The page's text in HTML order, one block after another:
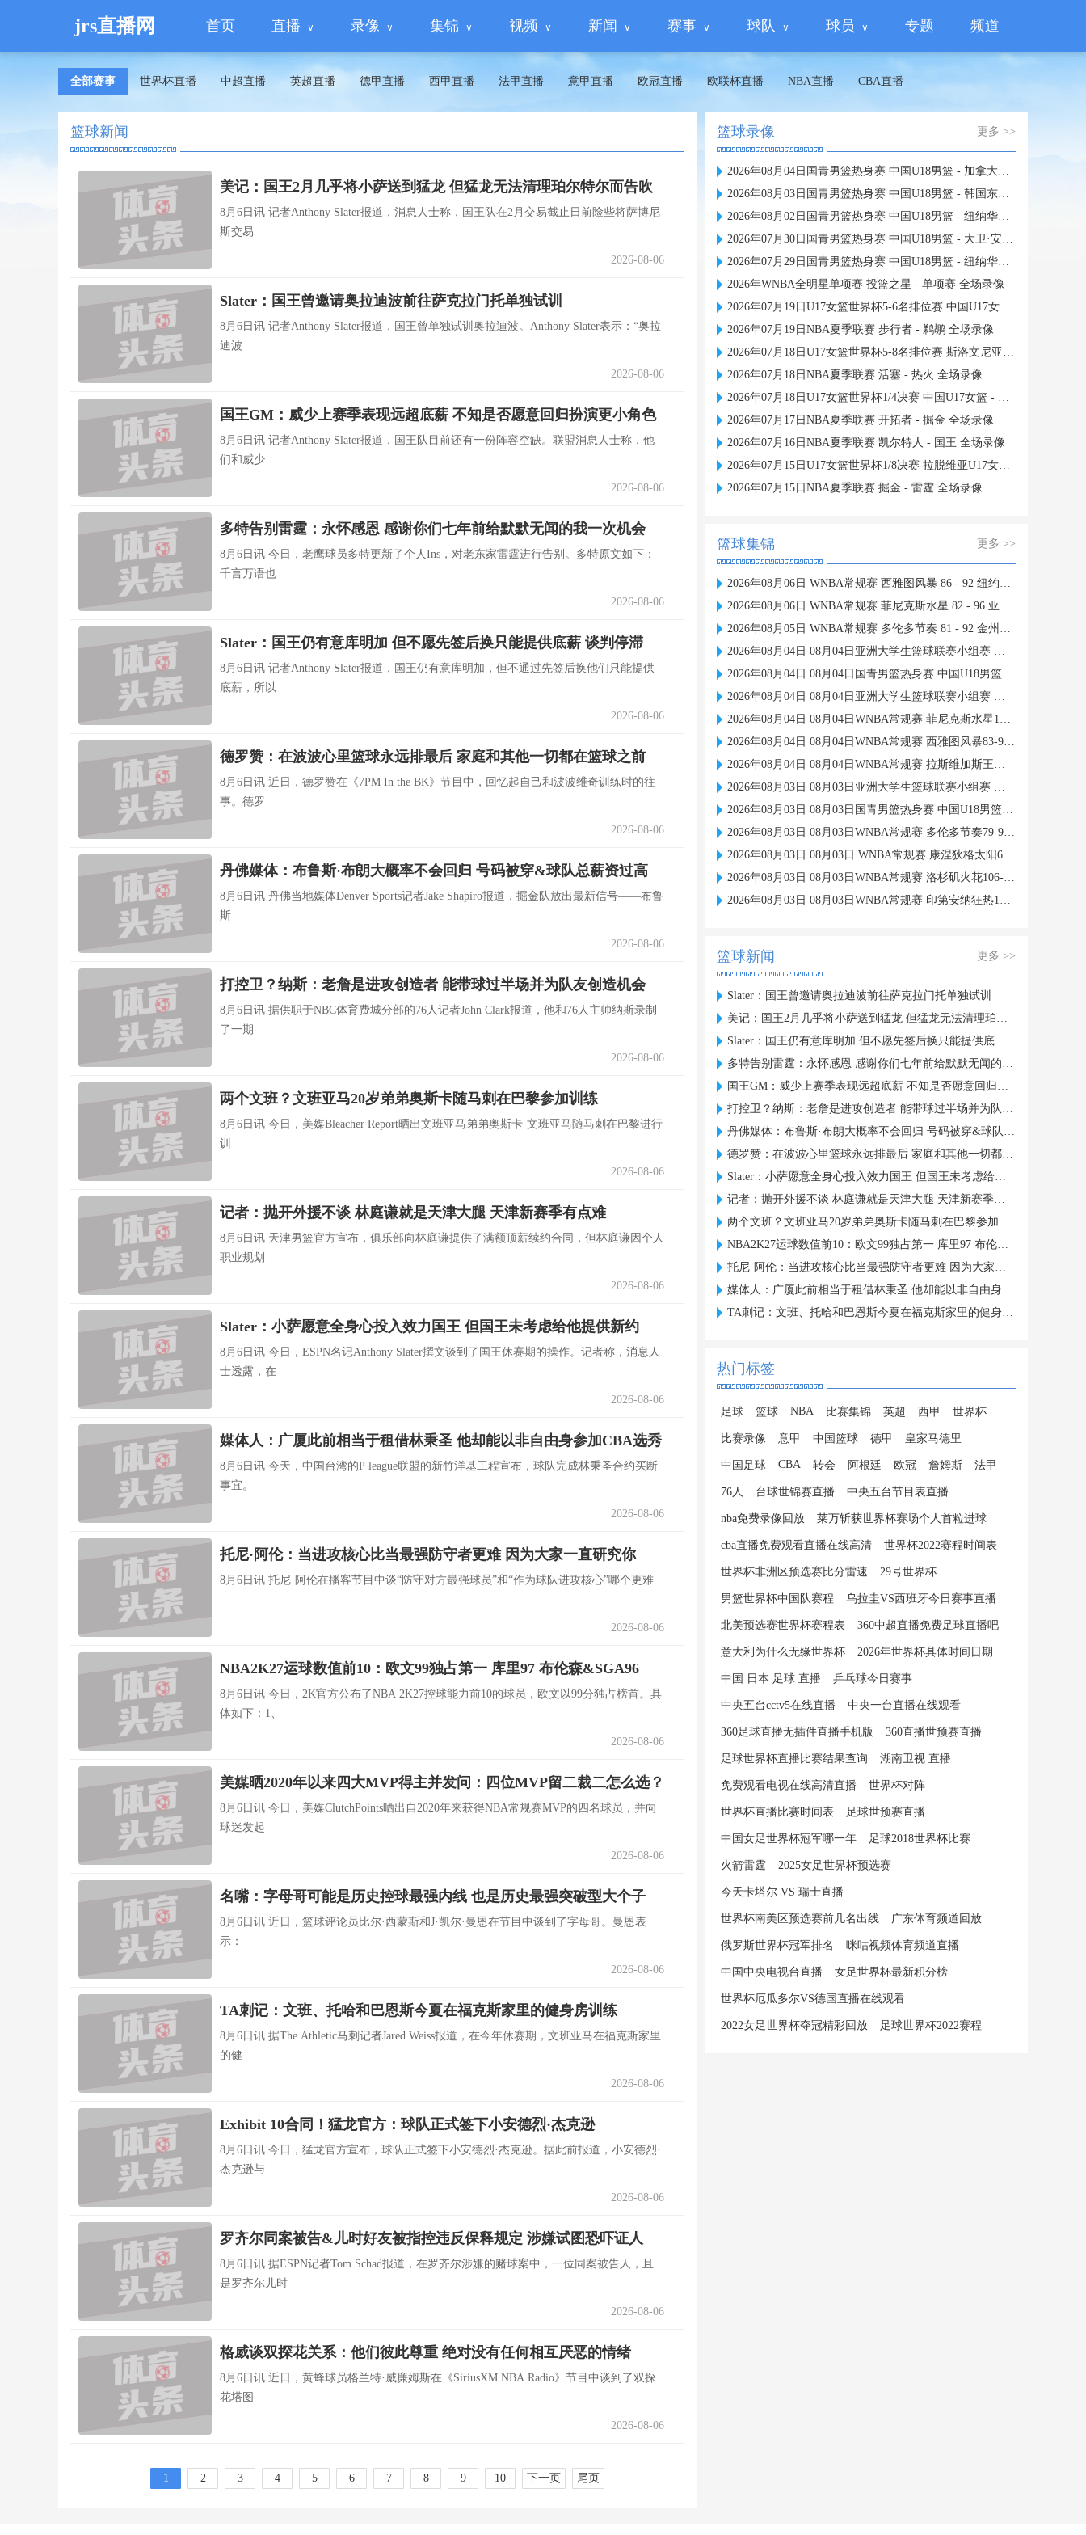
jrs直播网 首页 直播 录像 集锦 视频 新闻 赛事 球队 球员 专题 频道
全部赛事 世界杯直播 中超直播 英超直播 德甲直播 西甲直播 法甲直播 意甲直播 欧冠直播 欧联杯直播 NBA直播 CBA直播
篮球新闻
美记：国王2月几乎将小萨送到猛龙 但猛龙无法清理珀尔特尔而告吹
8月6日讯 记者Anthony Slater报道，消息人士称，国王队在2月交易截止日前险些将萨博尼
斯交易
2026-08-06
Slater：国王曾邀请奥拉迪波前往萨克拉门托单独试训
8月6日讯 记者Anthony Slater报道，国王曾单独试训奥拉迪波。Anthony Slater表示：“奥拉
迪波
2026-08-06
国王GM：威少上赛季表现远超底薪 不知是否愿意回归扮演更小角色
8月6日讯 记者Anthony Slater报道，国王队目前还有一份阵容空缺。联盟消息人士称，他
们和威少
2026-08-06
多特告别雷霆：永怀感恩 感谢你们七年前给默默无闻的我一次机会
8月6日讯 今日，老鹰球员多特更新了个人Ins，对老东家雷霆进行告别。多特原文如下：
千言万语也
2026-08-06
Slater：国王仍有意库明加 但不愿先签后换只能提供底薪 谈判停滞
8月6日讯 记者Anthony Slater报道，国王仍有意库明加，但不通过先签后换他们只能提供
底薪，所以
2026-08-06
德罗赞：在波波心里篮球永远排最后 家庭和其他一切都在篮球之前
8月6日讯 近日，德罗赞在《7PM In the BK》节目中，回忆起自己和波波维奇训练时的往
事。德罗
2026-08-06
丹佛媒体：布鲁斯·布朗大概率不会回归 号码被穿&球队总薪资过高
8月6日讯 丹佛当地媒体Denver Sports记者Jake Shapiro报道，掘金队放出最新信号——布鲁
斯
2026-08-06
打控卫？纳斯：老詹是进攻创造者 能带球过半场并为队友创造机会
8月6日讯 据供职于NBC体育费城分部的76人记者John Clark报道，他和76人主帅纳斯录制
了一期
2026-08-06
两个文班？文班亚马20岁弟弟奥斯卡随马刺在巴黎参加训练
8月6日讯 今日，美媒Bleacher Report晒出文班亚马弟弟奥斯卡·文班亚马随马刺在巴黎进行
训
2026-08-06
记者：抛开外援不谈 林庭谦就是天津大腿 天津新赛季有点难
8月6日讯 天津男篮官方宣布，俱乐部向林庭谦提供了满额顶薪续约合同，但林庭谦因个人
职业规划
2026-08-06
Slater：小萨愿意全身心投入效力国王 但国王未考虑给他提供新约
8月6日讯 今日，ESPN名记Anthony Slater撰文谈到了国王休赛期的操作。记者称，消息人
士透露，在
2026-08-06
媒体人：广厦此前相当于租借林秉圣 他却能以非自由身参加CBA选秀
8月6日讯 今天，中国台湾的P league联盟的新竹洋基工程宣布，球队完成林秉圣合约买断
事宜。
2026-08-06
托尼·阿伦：当进攻核心比当最强防守者更难 因为大家一直研究你
8月6日讯 托尼·阿伦在播客节目中谈“防守对方最强球员”和“作为球队进攻核心”哪个更难
2026-08-06
NBA2K27运球数值前10：欧文99独占第一 库里97 布伦森&SGA96
8月6日讯 今日，2K官方公布了NBA 2K27控球能力前10的球员，欧文以99分独占榜首。具
体如下：1、
2026-08-06
美媒晒2020年以来四大MVP得主并发问：四位MVP留二裁二怎么选？
8月6日讯 今日，美媒ClutchPoints晒出自2020年来获得NBA常规赛MVP的四名球员，并向
球迷发起
2026-08-06
名嘴：字母哥可能是历史控球最强内线 也是历史最强突破型大个子
8月6日讯 近日，篮球评论员比尔·西蒙斯和J·凯尔·曼恩在节目中谈到了字母哥。曼恩表
示：
2026-08-06
TA刺记：文班、托哈和巴恩斯今夏在福克斯家里的健身房训练
8月6日讯 据The Athletic马刺记者Jared Weiss报道，在今年休赛期，文班亚马在福克斯家里
的健
2026-08-06
Exhibit 10合同！猛龙官方：球队正式签下小安德烈·杰克逊
8月6日讯 今日，猛龙官方宣布，球队正式签下小安德烈·杰克逊。据此前报道，小安德烈·
杰克逊与
2026-08-06
罗齐尔同案被告&儿时好友被指控违反保释规定 涉嫌试图恐吓证人
8月6日讯 据ESPN记者Tom Schad报道，在罗齐尔涉嫌的赌球案中，一位同案被告人，且
是罗齐尔儿时
2026-08-06
格威谈双探花关系：他们彼此尊重 绝对没有任何相互厌恶的情绪
8月6日讯 近日，黄蜂球员格兰特·威廉姆斯在《SiriusXM NBA Radio》节目中谈到了双探
花塔图
2026-08-06
1 2 3 4 5 6 7 8 9 10 下一页 尾页
篮球录像 更多 >>
2026年08月04日国青男篮热身赛 中国U18男篮 - 加拿大大卫·安篮球学院 全场录像
2026年08月03日国青男篮热身赛 中国U18男篮 - 韩国东国大学 全场录像
2026年08月02日国青男篮热身赛 中国U18男篮 - 纽纳华丁闪电队 全场录像
2026年07月30日国青男篮热身赛 中国U18男篮 - 大卫·安篮球学院 全场录像
2026年07月29日国青男篮热身赛 中国U18男篮 - 纽纳华丁闪电队 全场录像
2026年WNBA全明星单项赛 投篮之星 - 单项赛 全场录像
2026年07月19日U17女篮世界杯5-6名排位赛 中国U17女篮 - 新西兰U17女篮 全场录像
2026年07月19日NBA夏季联赛 步行者 - 鹈鹕 全场录像
2026年07月18日U17女篮世界杯5-8名排位赛 斯洛文尼亚U17女篮 - 中国U17女篮 全场录像
2026年07月18日NBA夏季联赛 活塞 - 热火 全场录像
2026年07月18日U17女篮世界杯1/4决赛 中国U17女篮 - 加拿大U17女篮 录像
2026年07月17日NBA夏季联赛 开拓者 - 掘金 全场录像
2026年07月16日NBA夏季联赛 凯尔特人 - 国王 全场录像
2026年07月15日U17女篮世界杯1/8决赛 拉脱维亚U17女篮 - 中国U17女篮 录像
2026年07月15日NBA夏季联赛 掘金 - 雷霆 全场录像
篮球集锦 更多 >>
2026年08月06日 WNBA常规赛 西雅图风暴 86 - 92 纽约自由人 全场集锦
2026年08月06日 WNBA常规赛 菲尼克斯水星 82 - 96 亚特兰大梦想 全场集锦
2026年08月05日 WNBA常规赛 多伦多节奏 81 - 92 金州女武神 全场集锦
2026年08月04日 08月04日亚洲大学生篮球联赛小组赛 延世大学 82 - 83 北京大学 集锦
2026年08月04日 08月04日国青男篮热身赛 中国U18男篮 94 - 85 加拿大大卫·安篮球学院 集锦
2026年08月04日 08月04日亚洲大学生篮球联赛小组赛 早稻田大学 71 - 86 清华大学 集锦
2026年08月04日 08月04日WNBA常规赛 菲尼克斯水星106-101芝加哥天空 全场集锦
2026年08月04日 08月04日WNBA常规赛 西雅图风暴83-95纽约自由人 全场集锦
2026年08月04日 08月04日WNBA常规赛 拉斯维加斯王牌109-87亚特兰大梦想 全场集锦
2026年08月03日 08月03日亚洲大学生篮球联赛小组赛 政治大学 83 - 71 上海交通大学 集锦
2026年08月03日 08月03日国青男篮热身赛 中国U18男篮 87 - 73 韩国东国大学 集锦
2026年08月03日 08月03日WNBA常规赛 多伦多节奏79-96金州女武神 全场集锦
2026年08月03日 08月03日 WNBA常规赛 康涅狄格太阳63-83达拉斯飞翼 全场集锦
2026年08月03日 08月03日WNBA常规赛 洛杉矶火花106-101波特兰火焰 全场集锦
2026年08月03日 08月03日WNBA常规赛 印第安纳狂热100-108明尼苏达山猫 全场集锦
篮球新闻 更多 >>
Slater：国王曾邀请奥拉迪波前往萨克拉门托单独试训
美记：国王2月几乎将小萨送到猛龙 但猛龙无法清理珀尔特尔而告吹
Slater：国王仍有意库明加 但不愿先签后换只能提供底薪 谈判停滞
多特告别雷霆：永怀感恩 感谢你们七年前给默默无闻的我一次机会
国王GM：威少上赛季表现远超底薪 不知是否愿意回归扮演更小角色
打控卫？纳斯：老詹是进攻创造者 能带球过半场并为队友创造机会
丹佛媒体：布鲁斯·布朗大概率不会回归 号码被穿&球队总薪资过高
德罗赞：在波波心里篮球永远排最后 家庭和其他一切都在篮球之前
Slater：小萨愿意全身心投入效力国王 但国王未考虑给他提供新约
记者：抛开外援不谈 林庭谦就是天津大腿 天津新赛季有点难
两个文班？文班亚马20岁弟弟奥斯卡随马刺在巴黎参加训练
NBA2K27运球数值前10：欧文99独占第一 库里97 布伦森&SGA96
托尼·阿伦：当进攻核心比当最强防守者更难 因为大家一直研究你
媒体人：广厦此前相当于租借林秉圣 他却能以非自由身参加CBA选秀
TA刺记：文班、托哈和巴恩斯今夏在福克斯家里的健身房训练
热门标签
足球 篮球 NBA 比赛集锦 英超 西甲 世界杯
比赛录像 意甲 中国篮球 德甲 皇家马德里
中国足球 CBA 转会 阿根廷 欧冠 詹姆斯 法甲
76人 台球世锦赛直播 中央五台节目表直播
nba免费录像回放 莱万斩获世界杯赛场个人首粒进球
cba直播免费观看直播在线高清 世界杯2022赛程时间表
世界杯非洲区预选赛比分雷速 29号世界杯
男篮世界杯中国队赛程 乌拉圭VS西班牙今日赛事直播
北美预选赛世界杯赛程表 360中超直播免费足球直播吧
意大利为什么无缘世界杯 2026年世界杯具体时间日期
中国 日本 足球 直播 乒乓球今日赛事
中央五台cctv5在线直播 中央一台直播在线观看
360足球直播无插件直播手机版 360直播世预赛直播
足球世界杯直播比赛结果查询 湖南卫视 直播
免费观看电视在线高清直播 世界杯对阵
世界杯直播比赛时间表 足球世预赛直播
中国女足世界杯冠军哪一年 足球2018世界杯比赛
火箭雷霆 2025女足世界杯预选赛
今天卡塔尔 VS 瑞士直播
世界杯南美区预选赛前几名出线 广东体育频道回放
俄罗斯世界杯冠军排名 咪咕视频体育频道直播
中国中央电视台直播 女足世界杯最新积分榜
世界杯厄瓜多尔VS德国直播在线观看
2022女足世界杯夺冠精彩回放 足球世界杯2022赛程